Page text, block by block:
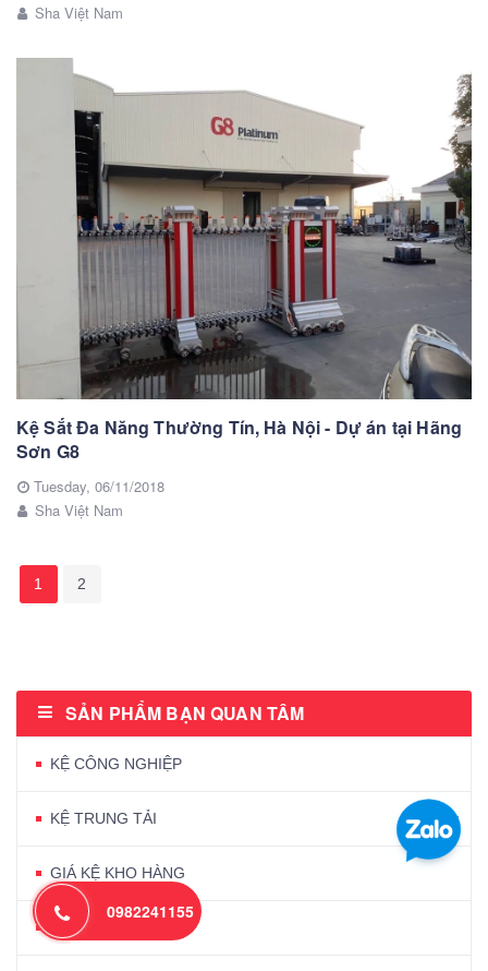
Sha Việt Nam
Kệ Sắt Đa Năng Thường Tín, Hà Nội - Dự án tại Hãng
Sơn G8
Tuesday, 06/11/2018
Sha Việt Nam
1 2
SẢN PHẨM BẠN QUAN TÂM
KỆ CÔNG NGHIỆP
KỆ TRUNG TẢI
GIÁ KỆ KHO HÀNG
GIÁ KỆ PALLET
0982241155